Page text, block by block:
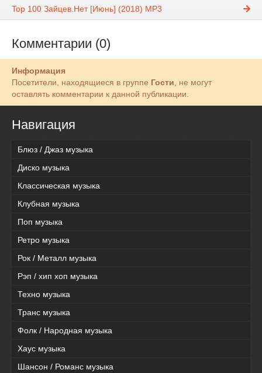
Top 100 Зайцев.Нет [Июнь] (2018) MP3
Комментарии (0)
Информация
Посетители, находящиеся в группе Гости, не могут
оставлять комментарии к данной публикации.
Навигация
Блюз / Джаз музыка
Диско музыка
Классическая музыка
Клубная музыка
Поп музыка
Ретро музыка
Рок / Металл музыка
Рэп / хип хоп музыка
Техно музыка
Транс музыка
Фолк / Народная музыка
Хаус музыка
Шансон / Романс музыка